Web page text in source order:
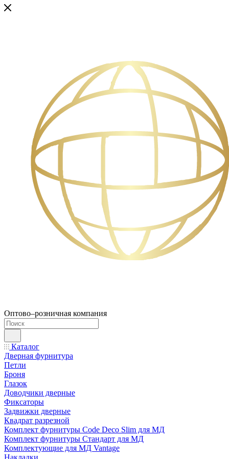
Оптово–розничная компания
Каталог
Дверная фурнитура
Петли
Броня
Глазок
Доводчики дверные
Фиксаторы
Задвижки дверные
Квадрат разрезной
Комплект фурнитуры Code Deco Slim для МД
Комплект фурнитуры Стандарт для МД
Комплектующие для МД Vantage